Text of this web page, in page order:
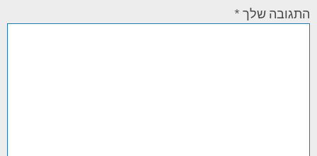
התגובה שלך *